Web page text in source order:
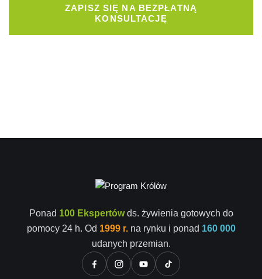
ZAPISZ SIĘ NA BEZPŁATNĄ
KONSULTACJĘ
Ponad 100 Ekspertówds. żywienia gotowych do
pomocy 24 h. Od 1999 r.na rynku i ponad 160 000
udanych przemian.